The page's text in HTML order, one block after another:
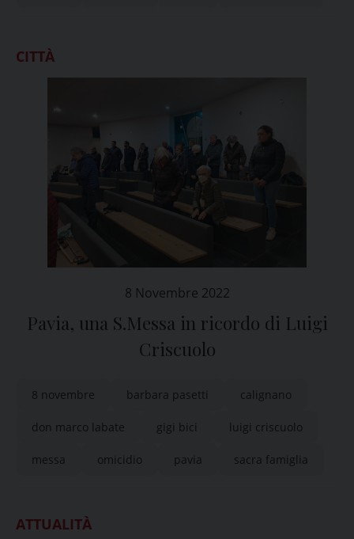
CITTÀ
8 Novembre 2022
Pavia, una S.Messa in ricordo di Luigi
Criscuolo
8 novembre barbara pasetti calignano
don marco labate gigi bici luigi criscuolo
messa omicidio pavia sacra famiglia
ATTUALITÀ